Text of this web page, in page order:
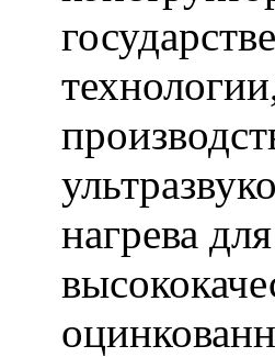
нагрева